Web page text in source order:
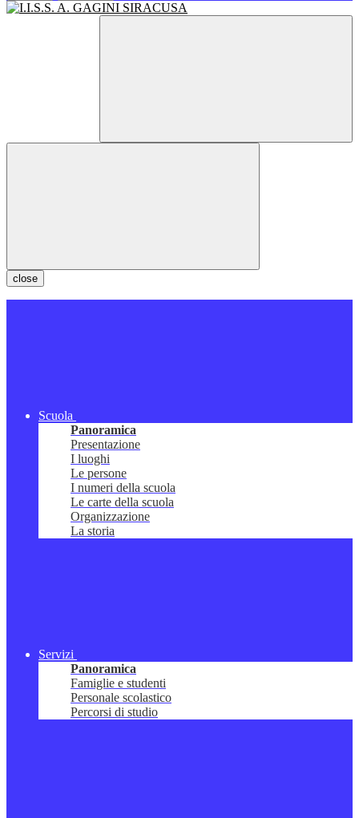
close
Scuola
Panoramica
Presentazione
I luoghi
Le persone
I numeri della scuola
Le carte della scuola
Organizzazione
La storia
Servizi
Panoramica
Famiglie e studenti
Personale scolastico
Percorsi di studio